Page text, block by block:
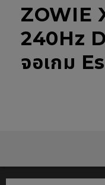
ZOWIE
240Hz
จอเกม